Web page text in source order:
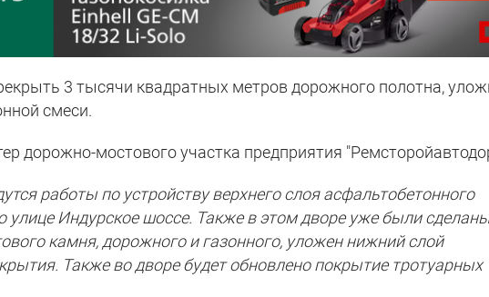
3 тысячи квадратных метров дорожного полотна,
смеси.
дорожно-мостового участка предприятия
работы по устройству верхнего слоя асфальтобетонного
Индурское шоссе. Также в этом дворе уже были
камня, дорожного и газонного, уложен нижний слой
Также во дворе будет обновлено покрытие тротуарных